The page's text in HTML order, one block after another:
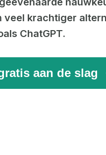
veel krachtiger
ChatGPT.
aan de slag